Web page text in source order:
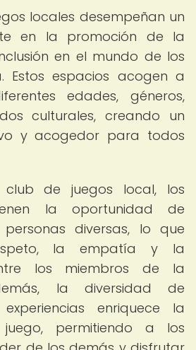
locales desempeñan un
en la promoción de la
en el mundo de los
Estos espacios acogen a
edades, géneros,
culturales, creando un
y acogedor para todos
de juegos local, los
la oportunidad de
diversas, lo que
la empatía y la
los miembros de la
la diversidad de
enriquece la
permitiendo a los